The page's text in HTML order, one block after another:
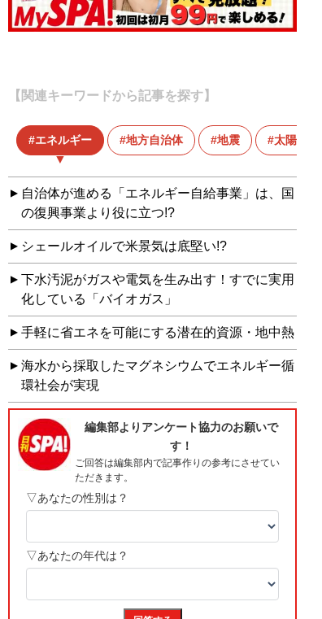
【関連キーワードから記事を探す】
エネルギー 地方自治体 地震 太陽光発
自治体が進める「エネルギー自給事業」は、国
の復興事業より役に立つ!?
シェールオイルで米景気は底堅い!?
下水汚泥がガスや電気を生み出す！すでに実用
化している「バイオガス」
手軽に省エネを可能にする潜在的資源・地中熱
海水から採取したマグネシウムでエネルギー循
環社会が実現